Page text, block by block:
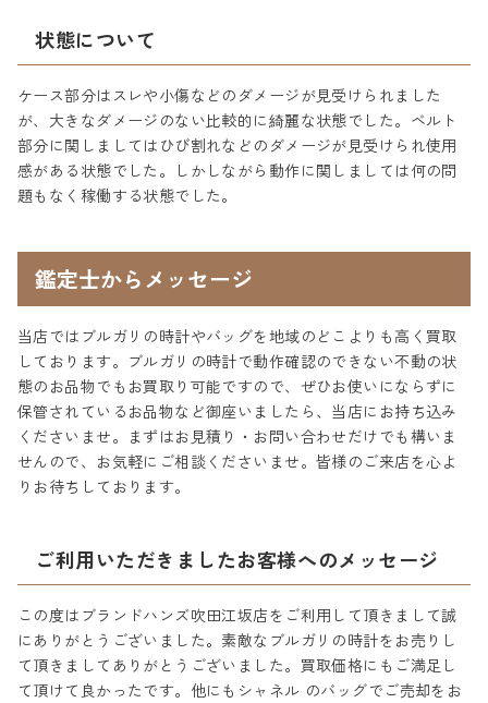
状態について
ケース部分はスレや小傷などのダメージが見受けられました
が、大きなダメージのない比較的に綺麗な状態でした。ベルト
部分に関しましてはひび割れなどのダメージが見受けられ使用
感がある状態でした。しかしながら動作に関しましては何の問
題もなく稼働する状態でした。
鑑定士からメッセージ
当店ではブルガリの時計やバッグを地域のどこよりも高く買取
しております。ブルガリの時計で動作確認のできない不動の状
態のお品物でもお買取り可能ですので、ぜひお使いにならずに
保管されているお品物など御座いましたら、当店にお持ち込み
くださいませ。まずはお見積り・お問い合わせだけでも構いま
せんので、お気軽にご相談くださいませ。皆様のご来店を心よ
りお待ちしております。
ご利用いただきましたお客様へのメッセージ
この度はブランドハンズ吹田江坂店をご利用して頂きまして誠
にありがとうございました。素敵なブルガリの時計をお売りし
て頂きましてありがとうございました。買取価格にもご満足し
て頂けて良かったです。他にもシャネル のバッグでご売却をお